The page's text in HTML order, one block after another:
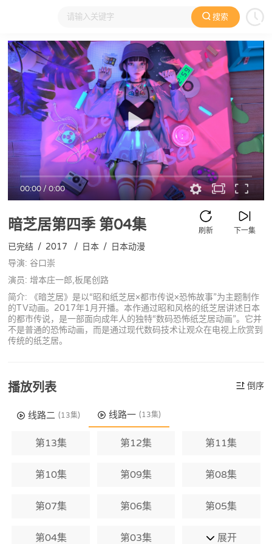
搜索
大家在看 日本动漫 国产动漫 欧美动漫 动漫电影
00:00/0:00
暗芝居第四季第04集 下一集
刷新
已完结 / 2017 / 日本 / 日本动漫
导演: 谷口崇
演员: 增本庄一郎,板尾创路
简介: 《暗芝居》是以“昭和纸芝居×都市传说×恐怖故事”为主题制作
的TV动画。2017年1月开播。本作通过昭和风格的纸芝居讲述日本
的都市传说，是一部面向成年人的独特“数码恐怖纸芝居动画”。它并
不是普通的恐怖动画，而是通过现代数码技术让观众在电视上欣赏到
传统的纸芝居。
播放列表 倒序
线路二 (13集) 线路一 (13集)
第13集 第12集 第11集
第10集 第09集 第08集
第07集 第06集 第05集
第04集 第03集 展开